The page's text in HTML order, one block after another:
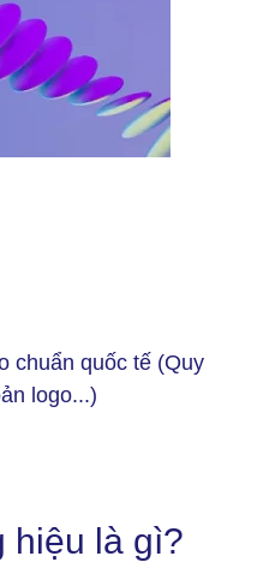
chuẩn quốc tế (Quy
logo...)
hiệu là gì?